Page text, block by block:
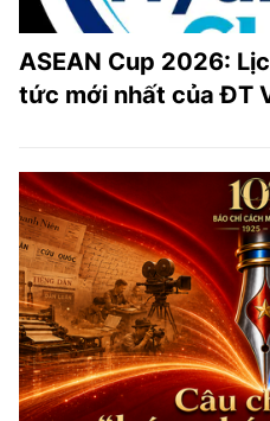
ASEAN Cup 2026:
tức mới nhất của ĐT